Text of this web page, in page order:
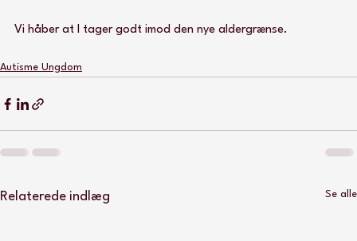
Vi håber at I tager godt imod den nye aldergrænse.
Autisme Ungdom
Relaterede indlæg Se alle